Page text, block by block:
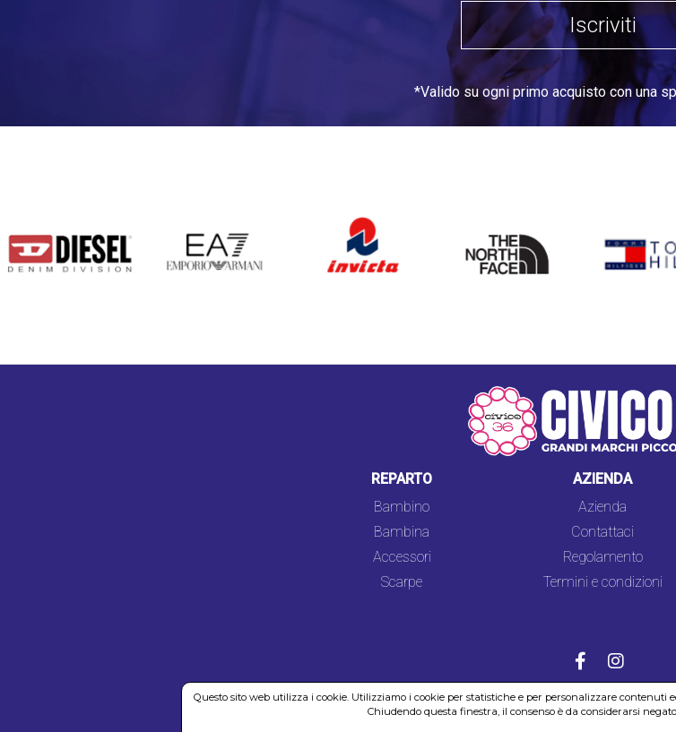
Iscriviti
*Valido su ogni primo acquisto con una
INVICTA
NORTH
FACE
REPARTO
Bambino
Bambina
Accessori
Scarpe
AZIENDA
Azienda
Contattaci
Regolamento
Termini e condizioni
COOKIES SICUREZZA
Questo sito web utilizza i cookie. Utilizziamo i cookie per statistiche e per personalizzare
Chiudendo questa finestra, il consenso è da considerarsi